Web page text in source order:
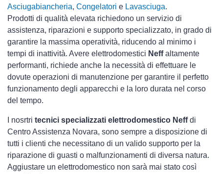
Asciugabiancheria, Congelatori e Lavasciuga.
Prodotti di qualità elevata richiedono un servizio di
assistenza, riparazioni e supporto specializzato, in grado di
garantire la massima operatività, riducendo al minimo i
tempi di inattività. Avere elettrodomestici Neffaltamente
performanti, richiede anche la necessità di effettuare le
dovute operazioni di manutenzione per garantire il perfetto
funzionamento degli apparecchi e la loro durata nel corso
del tempo.
I nosrtri tecnici specializzati elettrodomestico Neffdi
Centro Assistenza Novara, sono sempre a disposizione di
tutti i clienti che necessitano di un valido supporto per la
riparazione di guasti o malfunzionamenti di diversa natura.
Aggiustare un elettrodomestico non sarà mai stato così